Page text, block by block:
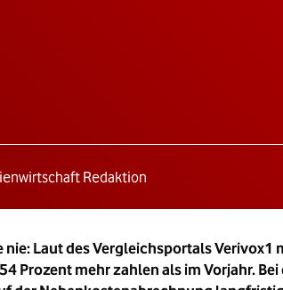
Redaktion
nie: Laut des Vergleichsportals
Prozent mehr zahlen als im Vorjahr.